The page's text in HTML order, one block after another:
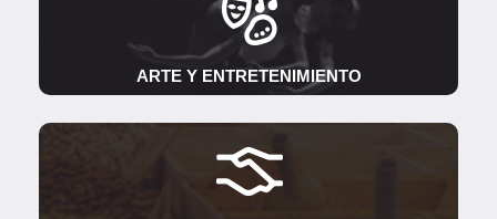
ARTE Y ENTRETENIMIENTO